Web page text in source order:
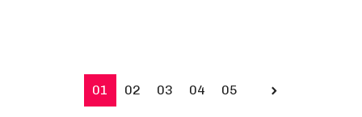
01 02 03 04 05
Prev